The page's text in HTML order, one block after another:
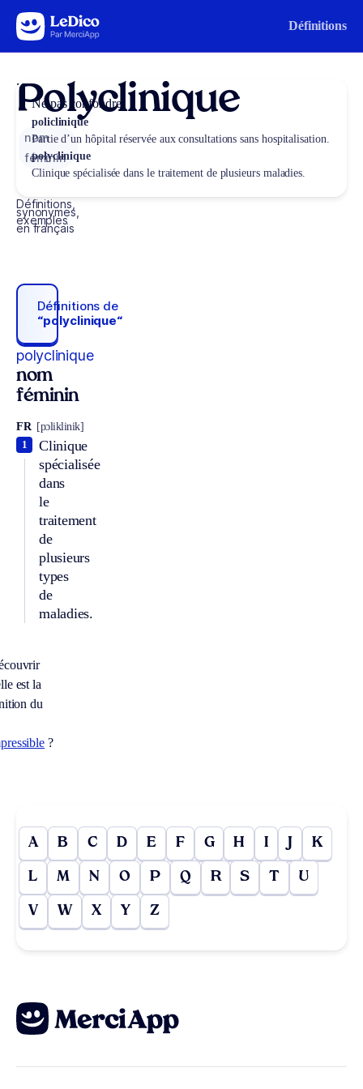
Aller au contenu Définitions
Polyclinique
nom
féminin
Définitions,
synonymes,
exemples
en français
Définitions de
“polyclinique“
polyclinique
nom
féminin
FR [pɔliklinik]
Clinique
spécialisée
dans
le
traitement
de
plusieurs
types
de
maladies.
1
est la
du
?
Ne pas confondre
policlinique
Partie d’un hôpital réservée aux consultations sans hospitalisation.
polyclinique
Clinique spécialisée dans le traitement de plusieurs maladies.
A B C D E F G H I J K
L M N O P Q R S T U
V W X Y Z